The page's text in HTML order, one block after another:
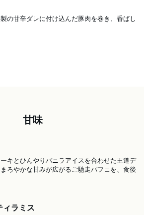
の甘辛ダレに付け込んだ豚肉を巻き、香ばし
甘味
キとひんやりバニラアイスを合わせた王道デ
ろやかな甘みが広がるご馳走パフェを、食後
ィラミス